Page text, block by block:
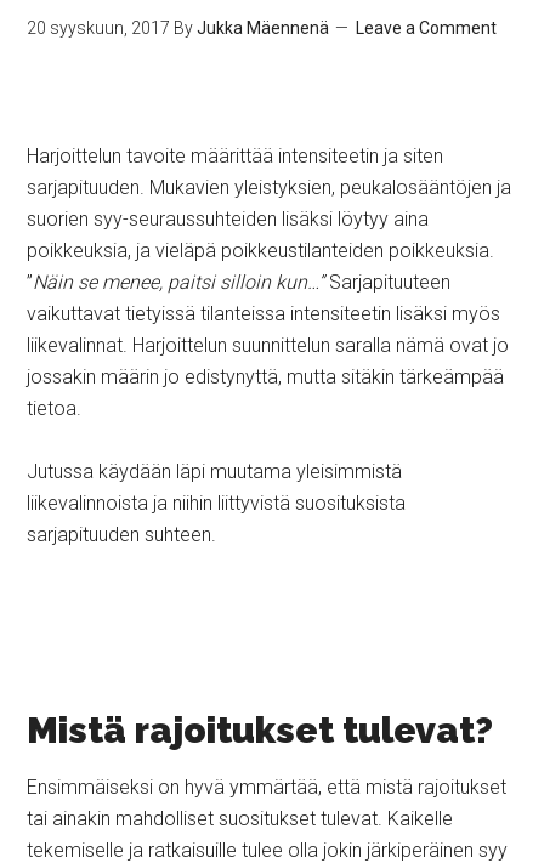
20 syyskuun, 2017 ByJukka Mäennenä Leave a Comment
Harjoittelun tavoite määrittää intensiteetin ja siten
sarjapituuden. Mukavien yleistyksien, peukalosääntöjen ja
suorien syy-seuraussuhteiden lisäksi löytyy aina
poikkeuksia, ja vieläpä poikkeustilanteiden poikkeuksia.
”Näin se menee, paitsi silloin kun…”Sarjapituuteen
vaikuttavat tietyissä tilanteissa intensiteetin lisäksi myös
liikevalinnat. Harjoittelun suunnittelun saralla nämä ovat jo
jossakin määrin jo edistynyttä, mutta sitäkin tärkeämpää
tietoa.
Jutussa käydään läpi muutama yleisimmistä
liikevalinnoista ja niihin liittyvistä suosituksista
sarjapituuden suhteen.
Mistä rajoitukset tulevat?
Ensimmäiseksi on hyvä ymmärtää, että mistä rajoitukset
tai ainakin mahdolliset suositukset tulevat. Kaikelle
tekemiselle ja ratkaisuille tulee olla jokin järkiperäinen syy